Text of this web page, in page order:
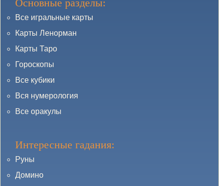
Основные разделы:
Все игральные карты
Карты Ленорман
Карты Таро
Гороскопы
Все кубики
Вся нумерология
Все оракулы
Интересные гадания:
Руны
Домино